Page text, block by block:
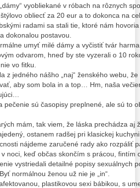
vyobliekané v róbach na rôznych
obliecť za 20 eur a to dokonca na
radami sa stali tie, ktoré nám
dokonalou postavou.
umyť milé dámy a vyčistiť tvár
odvarom, hneď by ste vyzerali o 10
vo fitku.
z jedného nášho „naj“ ženského webu,
aby som bola in a top… Hm, naša
pečenie sú časopisy preplnené, ale sú to
mám, tak viem, že láska prechádza aj
ostanem radšej pri klasickej kuchyni
nájdeme zaručené rady ako rozpáliť
noci, keď občas skončím s prácou,
vystriedali detailné popisy sexuálnych
normálnou ženou už nie je „in“.
plastikovou sexi bábikou, s